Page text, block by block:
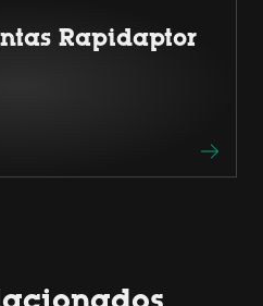
Rapidaptor